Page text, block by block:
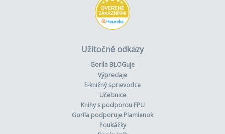
Užitočné odkazy
Gorila BLOGuje
Výpredaje
E-knižný sprievodca
Učebnice
Knihy s podporou FPU
Gorila podporuje Plamienok
Poukážky